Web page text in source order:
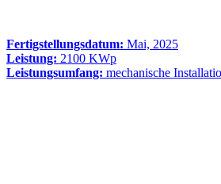
Fertigstellungsdatum: Mai, 2025
Leistung: 2100 KWp
Leistungsumfang: mechanische